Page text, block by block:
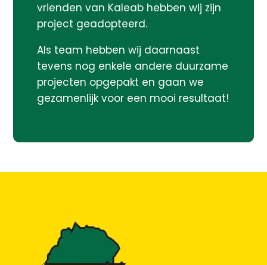
vrienden van Kaleab hebben wij zijn
project geadopteerd.
Als team hebben wij daarnaast
tevens nog enkele andere duurzame
projecten opgepakt en gaan we
gezamenlijk voor een mooi resultaat!